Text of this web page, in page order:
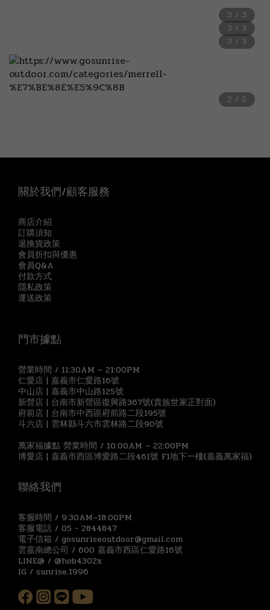
關於我們/顧客服務
商店介紹
訂購須知
退換貨政策
會員折扣與優惠
會員Q&A
付款方式
隱私政策
運送政策
門市據點
營業時間 / 11:30AM ~ 21:00PM
仁愛店 | 嘉義市仁愛路16號
中山店 | 嘉義市中山路125號
新營店 | 台南市新營區復興路367號(貴族世家正對面)
府前店 | 台南市中西區府前路二段195號
斗六店 | 雲林縣斗六市雲林路二段90號
萬家福據點 營業時間 / 10:00AM ~ 22:00PM
博愛店 | 嘉義市西區博愛路二段461號 F1地下一樓(嘉義萬家福)
聯絡我們
客服時間 / 9:30AM~18:00PM
客服電話 / 05 - 2844847
電子信箱 / gosunriseoutdoor@gmail.com
雲嘉南總公司 / 600 嘉義市西區仁愛路16號
LINE@ / @hob4302x
IG / sunrise.1996